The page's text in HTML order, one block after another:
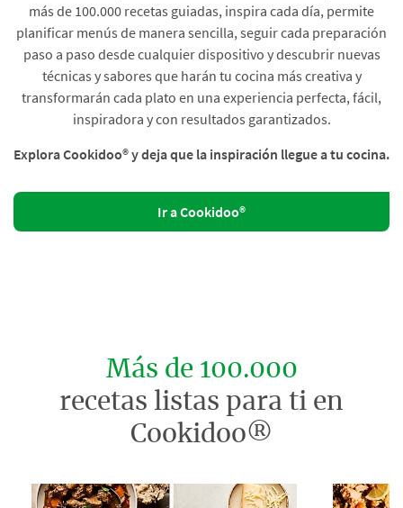
más de 100.000 recetas guiadas, inspira cada día, permite
planificar menús de manera sencilla, seguir cada preparación
paso a paso desde cualquier dispositivo y descubrir nuevas
técnicas y sabores que harán tu cocina más creativa y
transformarán cada plato en una experiencia perfecta, fácil,
inspiradora y con resultados garantizados.
Explora Cookidoo® y deja que la inspiración llegue a tu cocina.
Ir a Cookidoo®
Más de 100.000
recetas listas para ti en
Cookidoo®